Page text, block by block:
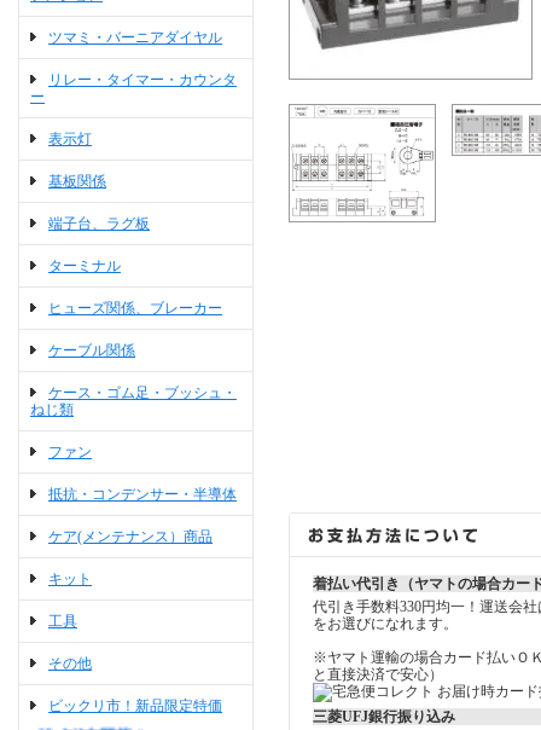
ツマミ・バーニアダイヤル
リレー・タイマー・カウンタ
ー
表示灯
基板関係
端子台、ラグ板
ターミナル
ヒューズ関係、ブレーカー
ケーブル関係
ケース・ゴム足・ブッシュ・
ねじ類
ファン
抵抗・コンデンサー・半導体
ケア(メンテナンス）商品
キット
工具
その他
ビックリ市！新品限定特価
着払い代引き（ヤマトの場合カー
代引き手数料330円均一！運送会
をお選びになれます。
※ヤマト運輸の場合カード払いＯ
と直接決済で安心）
三菱UFJ銀行振り込み